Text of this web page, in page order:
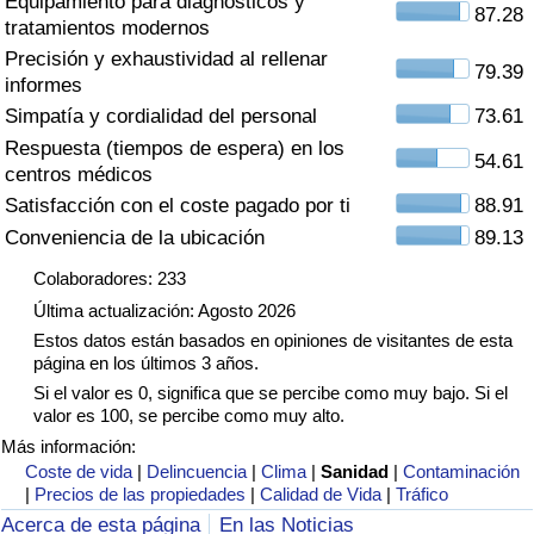
tratamientos modernos
87.28
Precisión y exhaustividad al rellenar
informes
79.39
Simpatía y cordialidad del personal
73.61
Respuesta (tiempos de espera) en los
centros médicos
54.61
Satisfacción con el coste pagado por ti
88.91
Conveniencia de la ubicación
89.13
Colaboradores: 233
Última actualización: Agosto 2026
Estos datos están basados en opiniones de visitantes de esta
página en los últimos 3 años.
Si el valor es 0, significa que se percibe como muy bajo. Si el
valor es 100, se percibe como muy alto.
Más información:
Coste de vida | Delincuencia |Clima |Sanidad |Contaminación
| Precios de las propiedades |Calidad de Vida |Tráfico
Acerca de esta página En las Noticias
Índice de criminalidad por país
Sanidad
Índice de Sanidad (Actual)
Índice de Sanidad
Contaminación
Índice de Contaminación (Actual)
Índice de contaminación
Índice de Contaminación por País